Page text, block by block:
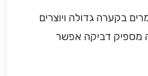
בקערה גדולה ויוצרים
מספיק דביקה אפשר